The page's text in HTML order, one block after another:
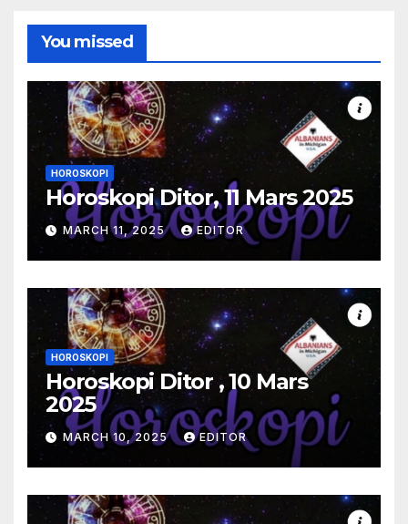
You missed
HOROSKOPI
Horoskopi Ditor, 11 Mars 2025
MARCH 11, 2025 EDITOR
HOROSKOPI
Horoskopi Ditor , 10 Mars
2025
MARCH 10, 2025 EDITOR